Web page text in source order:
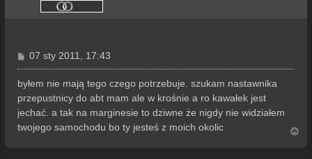
P
o
s
07 sty 2011, 17:43
byłem nie mają tego czego potrzebuje. szukam nastawnika
przepustnicy do abt mam ale w krośnie a ro kawałek jest
jechać. a tak na marginesie to dziwne że nigdy nie widziałem
twojego samochodu bo ty jesteś z moich okolic